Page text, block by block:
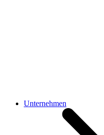
Unternehmen